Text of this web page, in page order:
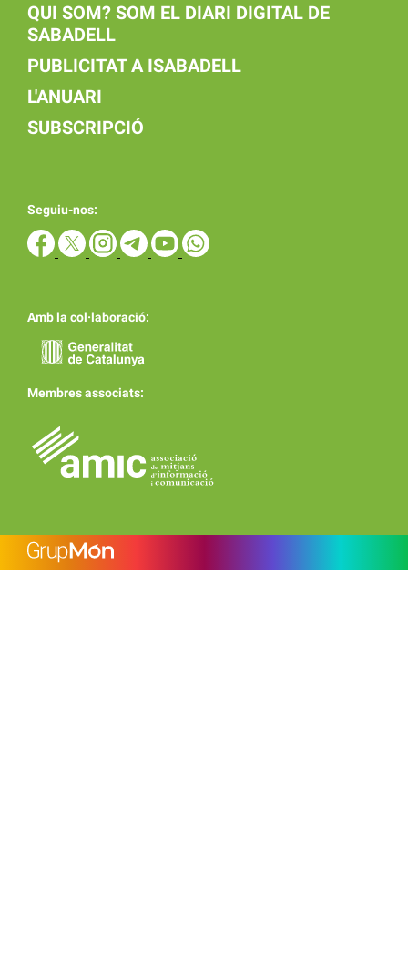
QUI SOM? SOM EL DIARI DIGITAL DE
SABADELL
PUBLICITAT A ISABADELL
L'ANUARI
SUBSCRIPCIÓ
Seguiu-nos:
Amb la col·laboració:
Membres associats: